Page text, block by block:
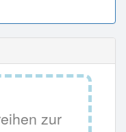
zur